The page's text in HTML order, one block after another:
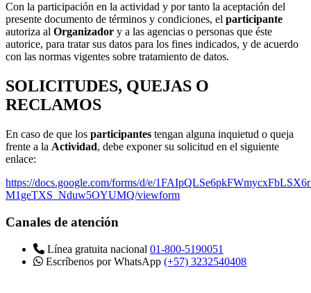
Con la participación en la actividad y por tanto la aceptación del
presente documento de términos y condiciones, el participante
autoriza al Organizador y a las agencias o personas que éste
autorice, para tratar sus datos para los fines indicados, y de acuerdo
con las normas vigentes sobre tratamiento de datos.
SOLICITUDES, QUEJAS O
RECLAMOS
En caso de que los participantes tengan alguna inquietud o queja
frente a la Actividad, debe exponer su solicitud en el siguiente
enlace:
https://docs.google.com/forms/d/e/
M1geTXS_Nduw5OYUMQ/viewform
Canales de atención
Línea gratuita nacional 01-800-5190051
Escríbenos por WhatsApp (+57) 3232540408